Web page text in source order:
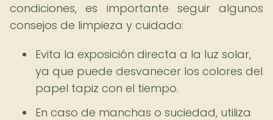
condiciones, es importante seguir algunos
consejos de limpieza y cuidado:
Evita la exposición directa a la luz solar,
ya que puede desvanecer los colores del
papel tapiz con el tiempo.
En caso de manchas o suciedad, utiliza